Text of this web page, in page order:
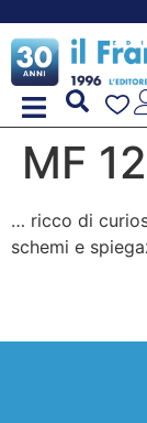
MF
… ricco di
schemi e